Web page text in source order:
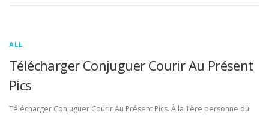
ALL
Télécharger Conjuguer Courir Au Présent
Pics
Télécharger Conjuguer Courir Au Présent Pics. À la 1ère personne du